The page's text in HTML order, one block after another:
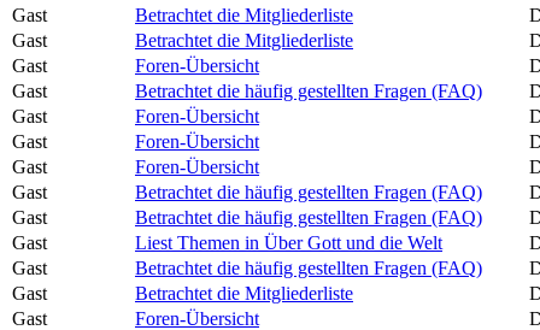
Gast Betrachtet die Mitgliederliste
Gast
Betrachtet die Mitgliederliste
Gast
Foren-Übersicht
Gast
Betrachtet die häufig gestellten Fragen (FAQ)
Gast
Foren-Übersicht
Gast
Foren-Übersicht
Gast
Foren-Übersicht
Gast
Betrachtet die häufig gestellten Fragen (FAQ)
Gast
Betrachtet die häufig gestellten Fragen (FAQ)
Gast
Liest Themen in Über Gott und die Welt
Gast
Betrachtet die häufig gestellten Fragen (FAQ)
Gast
Betrachtet die Mitgliederliste
Gast
Foren-Übersicht